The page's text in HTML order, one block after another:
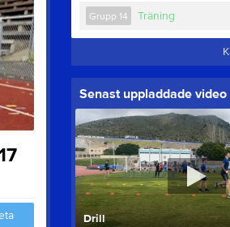
Grupp 14 Träning
Senast uppladdade video
Drill